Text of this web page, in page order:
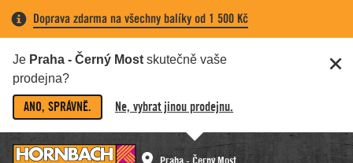
Doprava zdarma na všechny balíky od 1 500 Kč
Je Praha - Černý Most skutečně vaše
prodejna?
ANO, SPRÁVNĚ. Ne, vybrat jinou prodejnu.